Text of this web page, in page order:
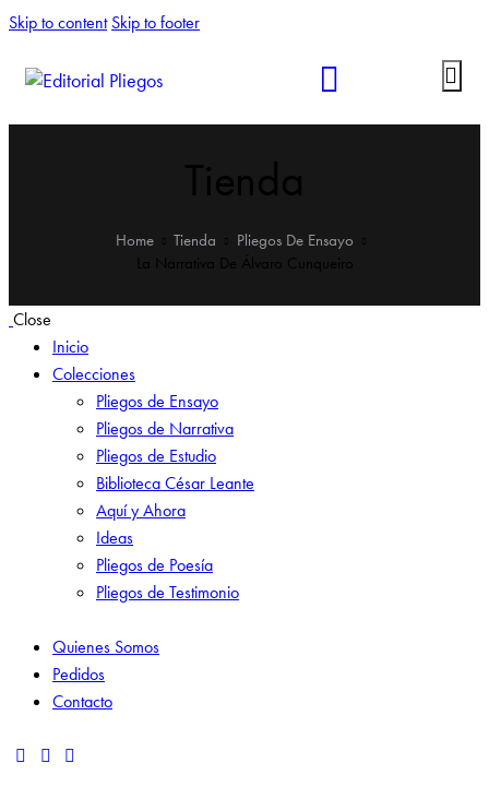
Skip to content Skip to footer
Home Tienda
Pliegos De Ensayo
Close
Inicio
Colecciones
Pliegos de Ensayo
Pliegos de Narrativa
Pliegos de Estudio
Biblioteca César Leante
Aquí y Ahora
Ideas
Pliegos de Poesía
Pliegos de Testimonio
Quienes Somos
Pedidos
Contacto